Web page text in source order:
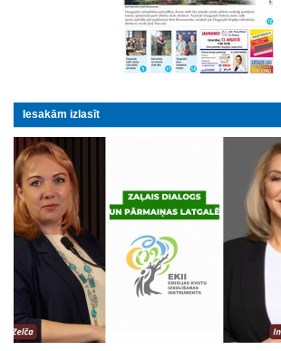
Iesakām izlasīt